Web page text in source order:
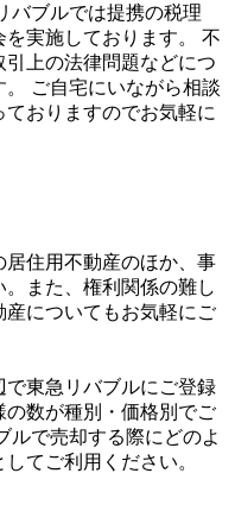
バブルでは提携の税理
実施しております。 不
上の法律問題などにつ
ご自宅にいながら相談
おりますのでお気軽に
住用不動産のほか、事
また、権利関係の難し
についてもお気軽にご
で東急リバブルにご登録
数が種別・価格別でご
ルで売却する際にどのよ
てご利用ください。